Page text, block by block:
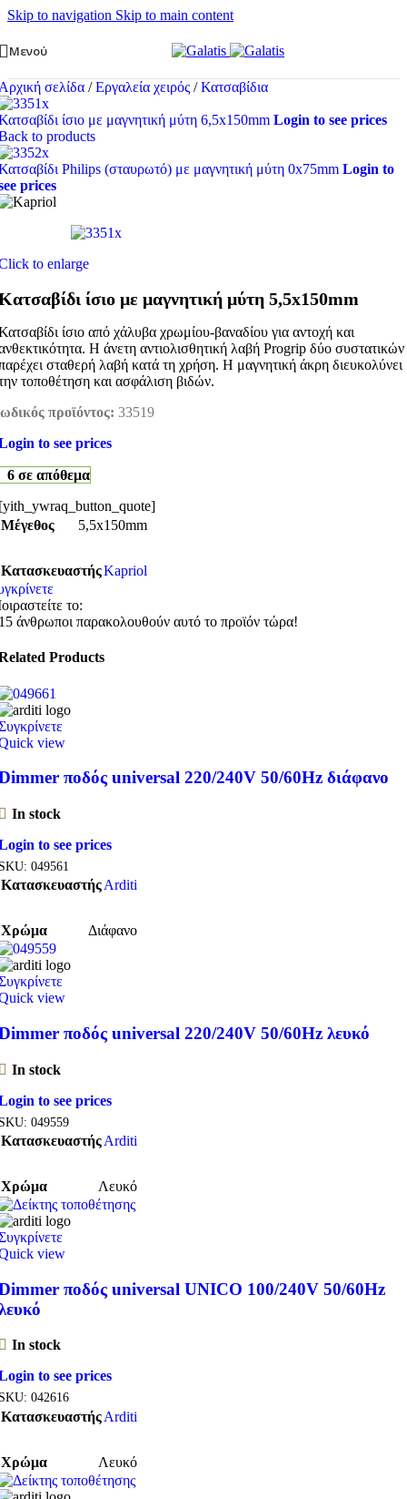
Skip to navigation Skip to main content
Μενού
σελίδα / Εργαλεία χειρός / Κατσαβίδια
ίσιο με μαγνητική μύτη 6,5x150mm Login to see prices
to products
Philips (σταυρωτό) με μαγνητική μύτη 0x75mm Login to
prices
to enlarge
ίσιο με μαγνητική μύτη 5,5x150mm
ίσιο από χάλυβα χρωμίου-βαναδίου για αντοχή και
Η άνετη αντιολισθητική λαβή Progrip δύο συστατικών
σταθερή λαβή κατά τη χρήση. Η μαγνητική άκρη διευκολύνει
τοποθέτηση και ασφάλιση βιδών.
προϊόντος: 33519
to see prices
6 σε απόθεμα
Μέγεθος
5,5x150mm
ΚατασκευαστήςKapriol
το:
άνθρωποι παρακολουθούν αυτό το προϊόν τώρα!
Products
view
ποδός universal 220/240V 50/60Hz διάφανο
In stock
to see prices
049561
ΚατασκευαστήςArditi
Χρώμα Διάφανο
view
ποδός universal 220/240V 50/60Hz λευκό
In stock
to see prices
049559
ΚατασκευαστήςArditi
Χρώμα Λευκό
view
ποδός universal UNICO 100/240V 50/60Hz
In stock
to see prices
042616
ΚατασκευαστήςArditi
Χρώμα Λευκό